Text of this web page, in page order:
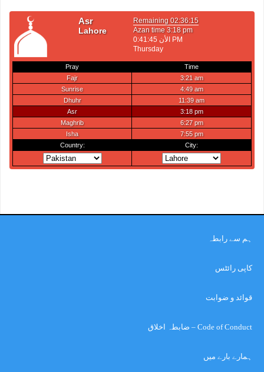
ہم سے رابطہ
کاپی رائٹس
قوائد و ضوابت
Code of Conduct – ضابطہ اخلاق
ہمارے بارے میں